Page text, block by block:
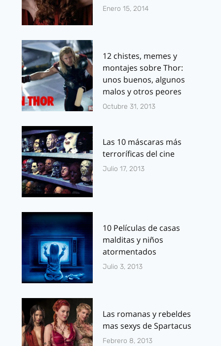
Enero 15, 2014
12 chistes, memes y
montajes sobre Thor:
unos buenos, algunos
malos y otros peores
Octubre 31, 2013
Las 10 máscaras más
terroríficas del cine
Julio 17, 2013
10 Películas de casas
malditas y niños
atormentados
Julio 3, 2013
Las romanas y rebeldes
mas sexys de Spartacus
Febrero 8, 2013